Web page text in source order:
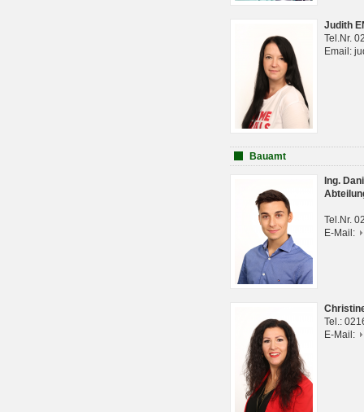
Judith
Tel.Nr.
Email:
Bauamt
Ing.
Tel.Nr.
E-Mail:
Tel.:
E-Mail: